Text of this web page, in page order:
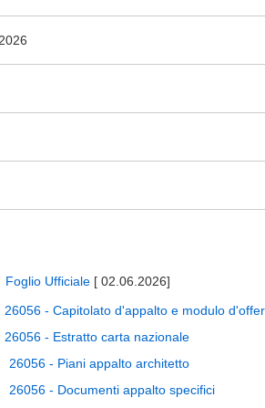
Foglio Ufficiale [ 02.06.2026]
26056 - Capitolato d'appalto e modulo
26056 - Estratto carta nazionale
26056 - Piani appalto architetto
26056 - Documenti appalto specifici